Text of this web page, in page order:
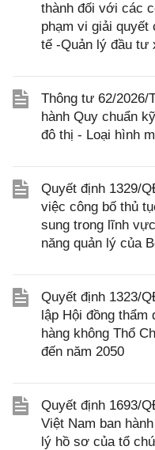
thành đối với các
phạm vi giải quyết
tế -Quản lý đầu tư
Thông tư 62/2026/
hành Quy chuẩn
đô thị - Loại hình
Quyết định 1329/
việc công bố thủ
sung trong lĩnh
năng quản lý của
Quyết định 1323/
lập Hội đồng thẩm
hàng không Thổ
đến năm 2050
Quyết định 1693/
Việt Nam ban
lý hồ sơ của tổ